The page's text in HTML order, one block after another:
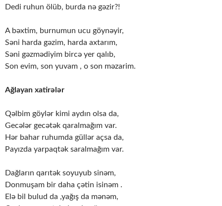
Dedi ruhun ölüb, burda nə gəzir?!
A bəxtim, burnumun ucu göynəyir,
Səni harda gəzim, harda axtarım,
Səni gəzmədiyim bircə yer qalıb,
Son evim, son yuvam , o son məzarim.
Ağlayan xatirələr
Qəlbim göylər kimi aydın olsa da,
Gecələr gecətək qaralmağım var.
Hər bahar ruhumda güllər açsa da,
Payızda yarpaqtək saralmağım var.
Dağların qarıtək soyuyub sinəm,
Donmuşam bir daha çətin isinəm .
Elə bil bulud da ,yağış da mənəm,